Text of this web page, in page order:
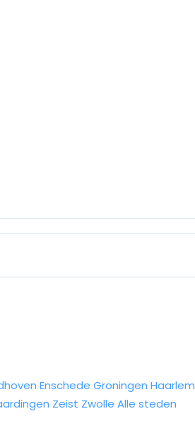
Enschede Groningen Haarlem
Zeist Zwolle Alle steden